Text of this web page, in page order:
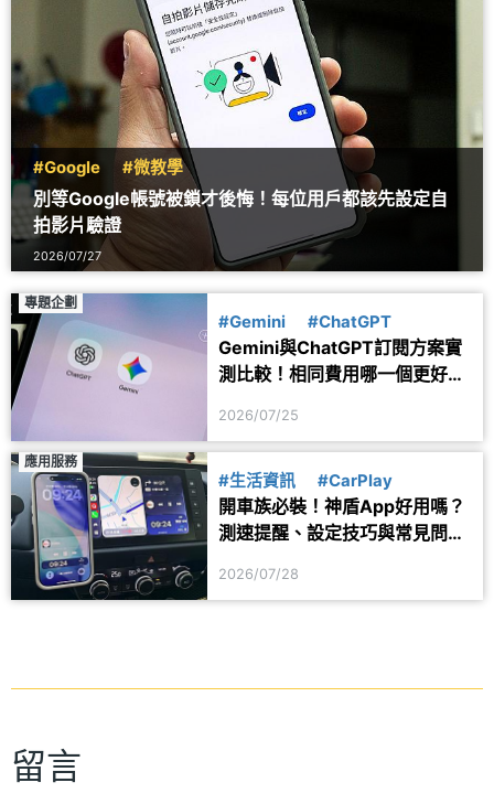
#Google #微教學
別等Google帳號被鎖才後悔！每位用戶都該先設定自
拍影片驗證
2026/07/27
專題企劃
#Gemini #ChatGPT
Gemini與ChatGPT訂閱方案實
測比較！相同費用哪一個更好
2026/07/25
應用服務
#生活資訊 #CarPlay
開車族必裝！神盾App好用嗎？
測速提醒、設定技巧與常見問題
2026/07/28
留言